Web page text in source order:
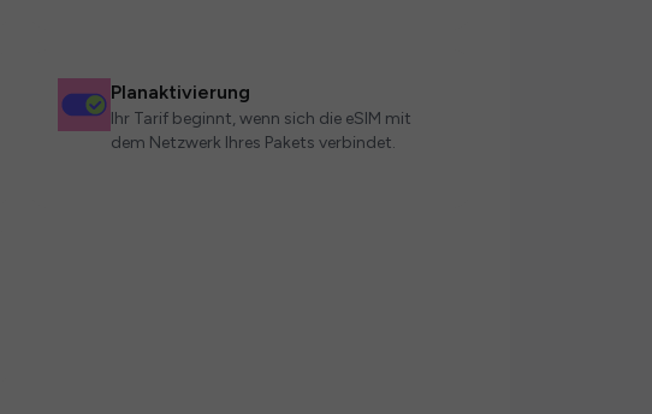
Planaktivierung
Ihr Tarif beginnt, wenn sich die eSIM mit
dem Netzwerk Ihres Pakets verbindet.